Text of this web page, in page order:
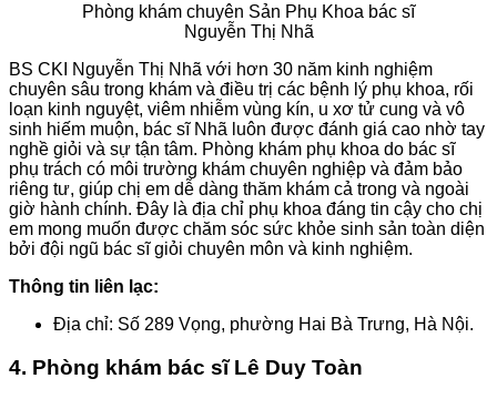
Phòng khám chuyên Sản Phụ Khoa bác sĩ
Nguyễn Thị Nhã
BS CKI Nguyễn Thị Nhã với hơn 30 năm kinh nghiệm
chuyên sâu trong khám và điều trị các bệnh lý phụ khoa, rối
loạn kinh nguyệt, viêm nhiễm vùng kín, u xơ tử cung và vô
sinh hiếm muộn, bác sĩ Nhã luôn được đánh giá cao nhờ tay
nghề giỏi và sự tận tâm. Phòng khám phụ khoa do bác sĩ
phụ trách có môi trường khám chuyên nghiệp và đảm bảo
riêng tư, giúp chị em dễ dàng thăm khám cả trong và ngoài
giờ hành chính. Đây là địa chỉ phụ khoa đáng tin cậy cho chị
em mong muốn được chăm sóc sức khỏe sinh sản toàn diện
bởi đội ngũ bác sĩ giỏi chuyên môn và kinh nghiệm.
Thông tin liên lạc:
Địa chỉ: Số 289 Vọng, phường Hai Bà Trưng, Hà Nội.
4. Phòng khám bác sĩ Lê Duy Toàn